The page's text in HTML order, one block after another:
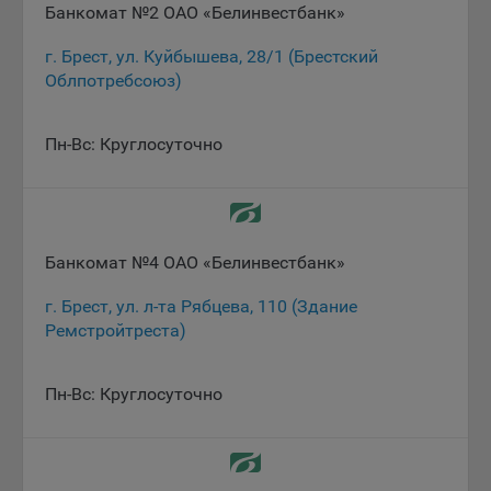
интернет-сайты в режиме «Инкогнито», чтобы ограничить
хранимый на компьютере объем информации и
сохраненные файлов cookie выбрав соответствующую
Подробнее о параметрах управления можно ознакомиться,
соответствующие страницы сайтов основных браузеров:
Firefox
Chrome
Opera
Банкомат №2 ОАО «Белинвестбанк»
г. Брест, ул. Куйбышева, 28/1 (Брестский
Облпотребсоюз)
Пн-Вс: Круглосуточно
Банкомат №4 ОАО «Белинвестбанк»
г. Брест, ул. л-та Рябцева, 110 (Здание
Ремстройтреста)
Пн-Вс: Круглосуточно